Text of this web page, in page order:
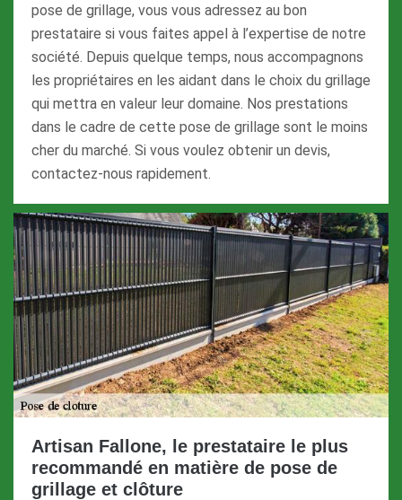
pose de grillage, vous vous adressez au bon
prestataire si vous faites appel à l’expertise de notre
société. Depuis quelque temps, nous accompagnons
les propriétaires en les aidant dans le choix du grillage
qui mettra en valeur leur domaine. Nos prestations
dans le cadre de cette pose de grillage sont le moins
cher du marché. Si vous voulez obtenir un devis,
contactez-nous rapidement.
Artisan Fallone, le prestataire le plus
recommandé en matière de pose de
grillage et clôture